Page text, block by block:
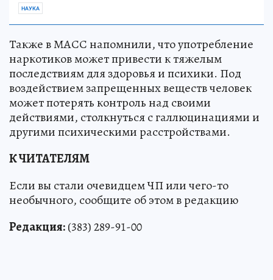
НАУКА
Также в МАСС напомнили, что употребление
наркотиков может привести к тяжелым
последствиям для здоровья и психики. Под
воздействием запрещенных веществ человек
может потерять контроль над своими
действиями, столкнуться с галлюцинациями и
другими психическими расстройствами.
К ЧИТАТЕЛЯМ
Если вы стали очевидцем ЧП или чего-то
необычного, сообщите об этом в редакцию
Редакция:(383) 289-91-00